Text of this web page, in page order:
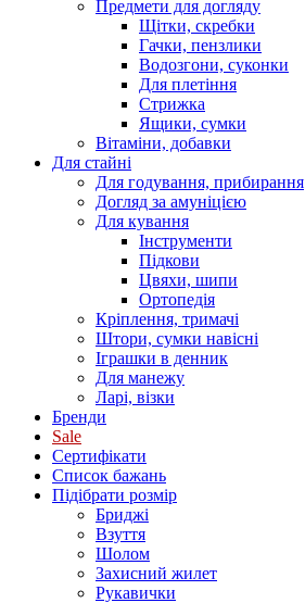
Предмети для догляду
Щітки, скребки
Гачки, пензлики
Водозгони, суконки
Для плетіння
Стрижка
Ящики, сумки
Вітаміни, добавки
Для стайні
Для годування, прибирання
Догляд за амуніцією
Для кування
Інструменти
Підкови
Цвяхи, шипи
Ортопедія
Кріплення, тримачі
Штори, сумки навісні
Іграшки в денник
Для манежу
Ларі, візки
Бренди
Sale
Сертифікати
Список бажань
Підібрати розмір
Бриджі
Взуття
Шолом
Захисний жилет
Рукавички